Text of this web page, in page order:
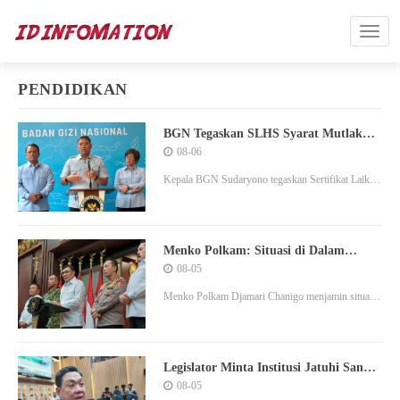
PENDIDIKAN
BGN Tegaskan SLHS Syarat Mutlak
untuk Dirikan SPPG, Bukan
08-06
Kepala BGN Sudaryono tegaskan Sertifikat Laik
permanen
Menko Polkam: Situasi di Dalam
Negeri Sangat Mantap, Masih
08-05
Menko Polkam Djamari Chanigo menjamin situasi
miring di medsos.
Legislator Minta Institusi Jatuhi Sanksi
ke Nakes yang Terbukti Lakukan
08-05